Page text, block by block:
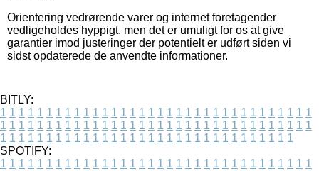
Orientering vedrørende varer og internet foretagender
vedligeholdes hyppigt, men det er umuligt for os at give
garantier imod justeringer der potentielt er udført siden vi
sidst opdaterede de anvendte informationer.
BITLY:
1 1 1 1 1 1 1 1 1 1 1 1 1 1 1 1 1 1 1 1 1 1 1 1 1 1 1 1 1 1 1 1 1 1
1 1 1 1 1 1 1 1 1 1 1 1 1 1 1 1 1 1 1 1 1 1 1 1 1 1 1 1 1 1 1 1 1 1
1 1 1 1 1 1 1 1 1 1 1 1 1 1 1 1 1 1 1 1 1 1 1 1 1 1 1 1 1 1 1 1
SPOTIFY:
1 1 1 1 1 1 1 1 1 1 1 1 1 1 1 1 1 1 1 1 1 1 1 1 1 1 1 1 1 1 1 1 1 1